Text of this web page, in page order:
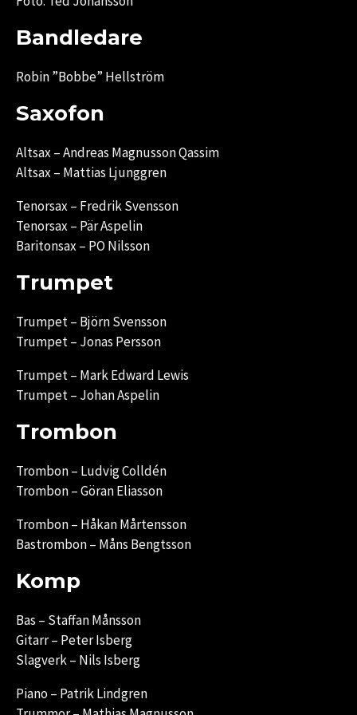
Bandledare
Robin ”Bobbe” Hellström
Saxofon
Altsax – Andreas Magnusson Qassim
Altsax – Mattias Ljunggren
Tenorsax – Fredrik Svensson
Tenorsax – Pär Aspelin
Baritonsax – PO Nilsson
Trumpet
Trumpet – Björn Svensson
Trumpet – Jonas Persson
Trumpet – Mark Edward Lewis
Trumpet – Johan Aspelin
Trombon
Trombon – Ludvig Colldén
Trombon – Göran Eliasson
Trombon – Håkan Mårtensson
Bastrombon – Måns Bengtsson
Komp
Bas – Staffan Månsson
Gitarr – Peter Isberg
Slagverk – Nils Isberg
Piano – Patrik Lindgren